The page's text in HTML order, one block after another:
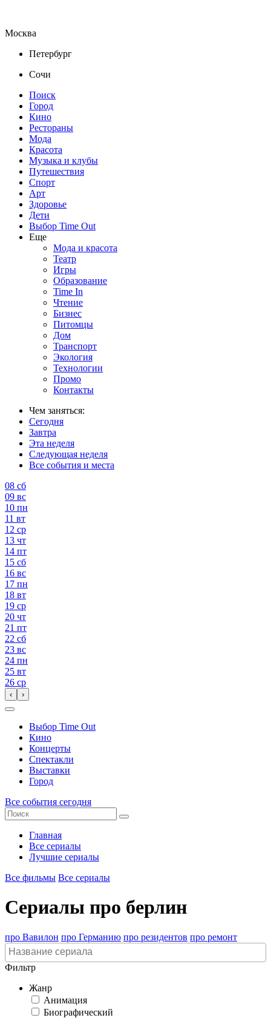
Москва
Петербург
Сочи
Поиск
Город
Кино
Рестораны
Мода
Красота
Музыка и клубы
Путешествия
Спорт
Арт
Здоровье
Дети
Выбор Time Out
Еще
Мода и красота
Театр
Игры
Образование
Time In
Чтение
Бизнес
Питомцы
Дом
Транспорт
Экология
Технологии
Промо
Контакты
Чем заняться:
Сегодня
Завтра
Эта неделя
Следующая неделя
Все события и места
08 сб
09 вс
10 пн
11 вт
12 ср
13 чт
14 пт
15 сб
16 вс
17 пн
18 вт
19 ср
20 чт
21 пт
22 сб
23 вс
24 пн
25 вт
26 ср
‹ ›
Выбор Time Out
Кино
Концерты
Спектакли
Выставки
Город
Все события сегодня
Главная
Все сериалы
Лучшие сериалы
Все фильмы Все сериалы
Сериалы про берлин
про Вавилон про Германию про резидентов про ремонт
Фильтр
Жанр
Анимация
Биографический